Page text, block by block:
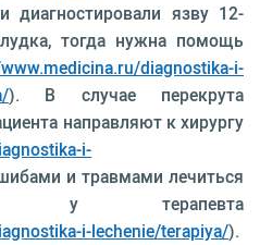
диагностировали язву 12-
тогда нужна помощь
diagnostika-i-
). В случае перекрута
направляют к хирургу
i-
и травмами лечиться
у терапевта
i-lechenie/terapiya/).